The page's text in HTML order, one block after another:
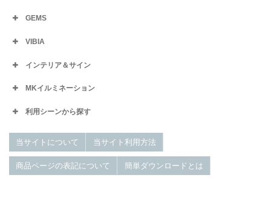
GEMS
VIBIA
インテリア＆サイン
MKイルミネーション
利用シーンから探す
当サイトについて 当サイト利用方法
商品ページの表記について 簡単ダウンロードとは